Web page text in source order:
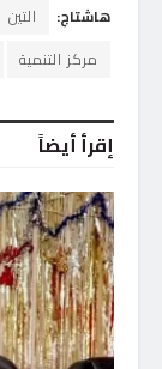
هاشتاج: التين
مركز التنمية
إقرأ أيضاً